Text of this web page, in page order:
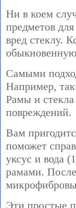
Ни в коем
предметов
вред стеклу.
Самыми
Например,
Рамы и
повреждений.
Вам
поможет
уксус и вода
рамами.
Эти простые